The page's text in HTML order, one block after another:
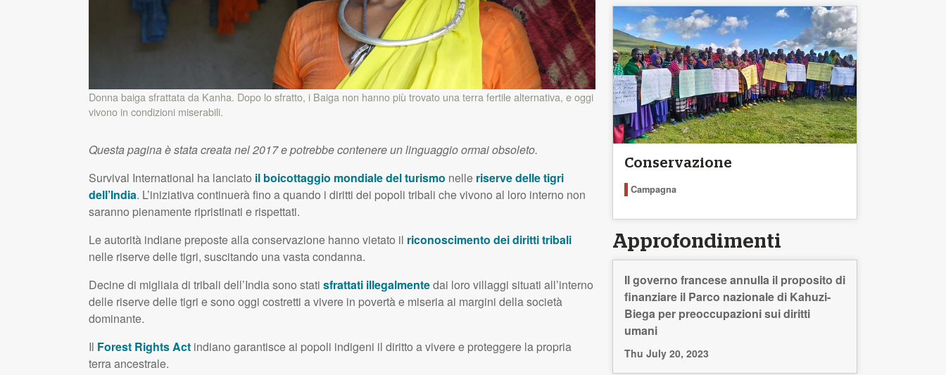
Donna baiga sfrattata da Kanha. Dopo lo sfratto, i Baiga non hanno più trovato una terra fertile alternativa, e oggi
vivono in condizioni miserabili.
Questa pagina è stata creata nel 2017 e potrebbe contenere un linguaggio ormai obsoleto.
Survival International ha lanciato il boicottaggio mondiale del turismo nelle riserve delle tigri
dell’India. L’iniziativa continuerà fino a quando i diritti dei popoli tribali che vivono al loro interno non
saranno pienamente ripristinati e rispettati.
Le autorità indiane preposte alla conservazione hanno vietato il riconoscimento dei diritti tribali
nelle riserve delle tigri, suscitando una vasta condanna.
Decine di migliaia di tribali dell’India sono stati sfrattati illegalmentedai loro villaggi situati all’interno
delle riserve delle tigri e sono oggi costretti a vivere in povertà e miseria ai margini della società
dominante.
Il Forest Rights Actindiano garantisce ai popoli indigeni il diritto a vivere e proteggere la propria
terra ancestrale.
Conservazione
Campagna
Approfondimenti
Il governo francese annulla il proposito di
finanziare il Parco nazionale di Kahuzi-
Biega per preoccupazioni sui diritti
umani
Thu July 20, 2023